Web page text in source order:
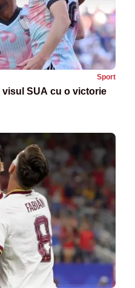
Sport
visul SUA cu o victorie